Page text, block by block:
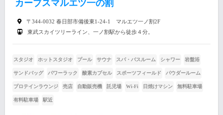
カーブスマルエツ一の割
〒344-0032 春日部市備後東1-24-1 マルエツ一ノ割2F
東武スカイツリーライン、一ノ割駅から徒歩４分。
スタジオ ホットスタジオ プール サウナ スパ・バスルーム シャワー 岩盤浴
サンドバッグ パワーラック 酸素カプセル スポーツフィールド パウダールーム
プロテインラウンジ 売店 自動販売機 託児場 Wi-Fi 日焼けマシン 無料駐車場
有料駐車場 駅近